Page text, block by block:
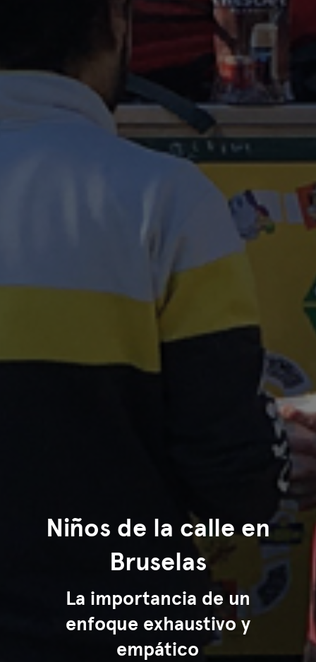
Niños de la calle en
Bruselas
La importancia de un
enfoque exhaustivo y
empático